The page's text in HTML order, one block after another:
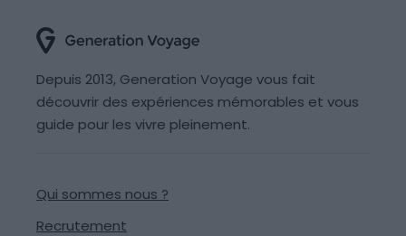
Depuis 2013, Generation Voyage vous fait
découvrir des expériences mémorables et vous
guide pour les vivre pleinement.
Qui sommes nous ?
Recrutement